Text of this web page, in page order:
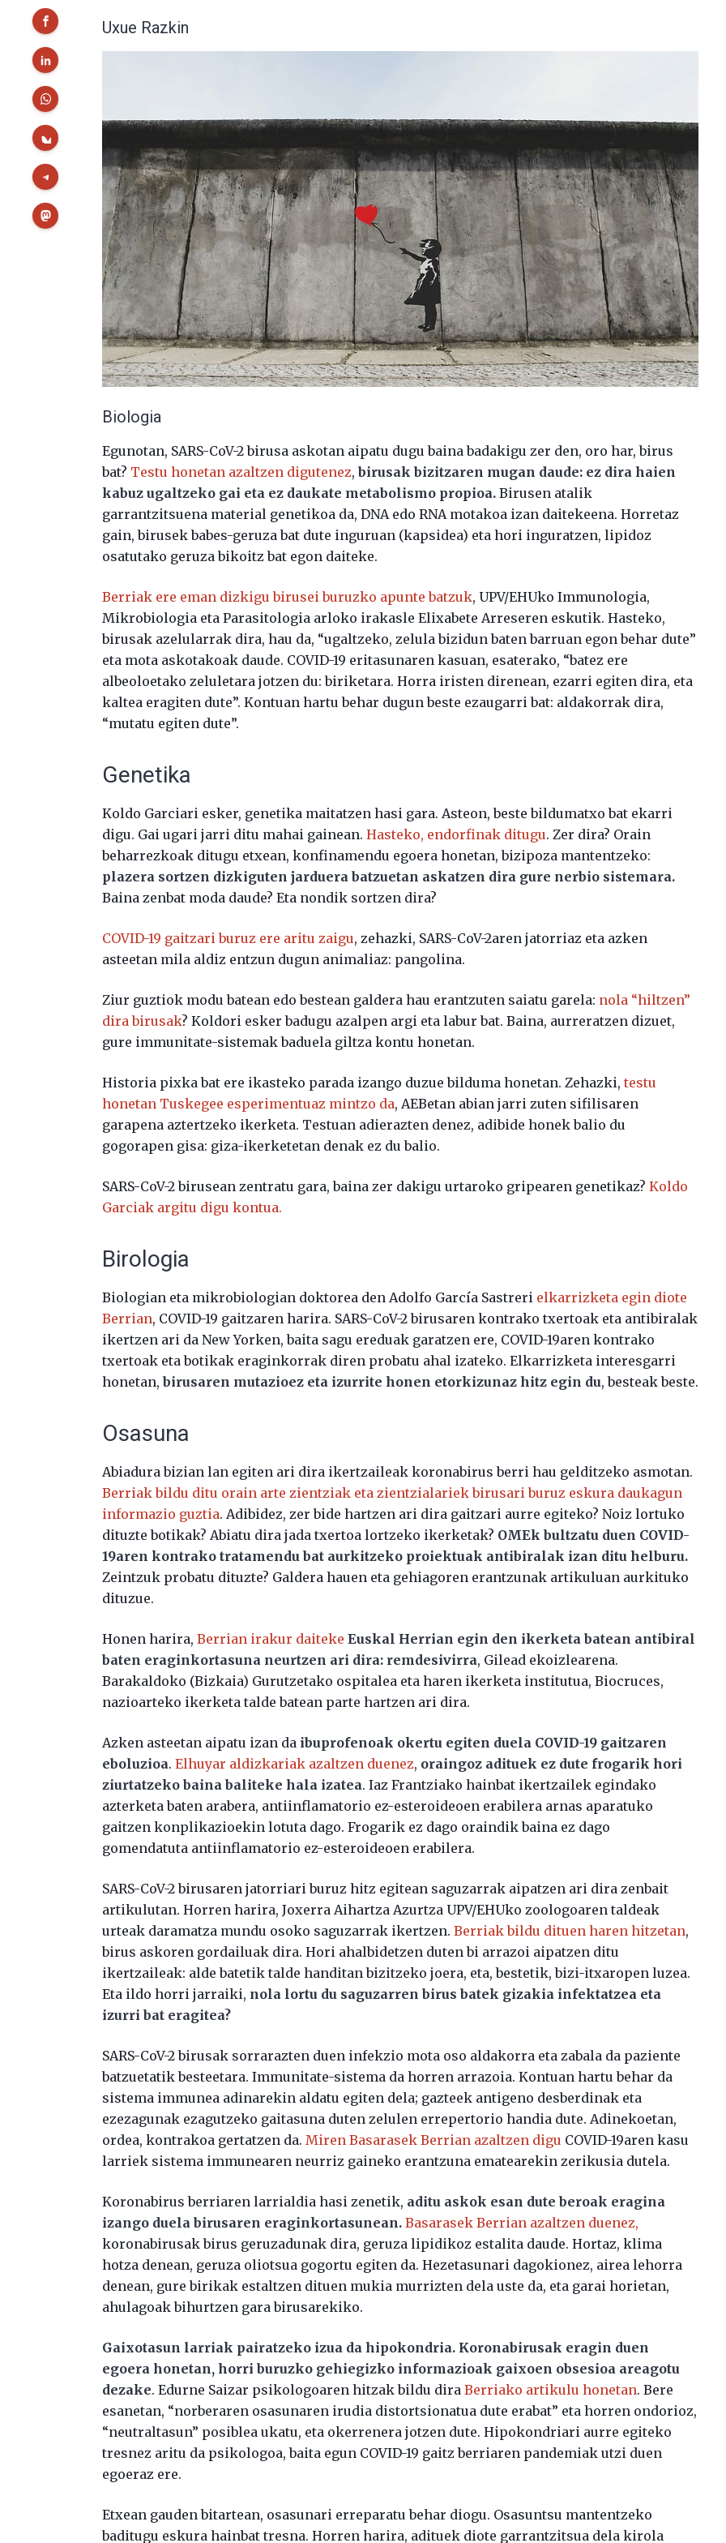
Uxue Razkin
Biologia
Egunotan, SARS-CoV-2 birusa askotan aipatu dugu baina badakigu zer den, oro har, birus
bat? Testu honetan azaltzen digutenez,birusak bizitzaren mugan daude: ez dira haien
kabuz ugaltzeko gai eta ez daukate metabolismo propioa. Birusen atalik
garrantzitsuena material genetikoa da, DNA edo RNA motakoa izan daitekeena. Horretaz
gain, birusek babes-geruza bat dute inguruan (kapsidea) eta hori inguratzen, lipidoz
osatutako geruza bikoitz bat egon daiteke.
Berriak ere eman dizkigu birusei buruzko apunte batzuk, UPV/EHUko Immunologia,
Mikrobiologia eta Parasitologia arloko irakasle Elixabete Arreseren eskutik. Hasteko,
birusak azelularrak dira, hau da, “ugaltzeko, zelula bizidun baten barruan egon behar dute”
eta mota askotakoak daude. COVID-19 eritasunaren kasuan, esaterako, “batez ere
albeoloetako zeluletara jotzen du: biriketara. Horra iristen direnean, ezarri egiten dira, eta
kaltea eragiten dute”. Kontuan hartu behar dugun beste ezaugarri bat: aldakorrak dira,
“mutatu egiten dute”.
Genetika
Koldo Garciari esker, genetika maitatzen hasi gara. Asteon, beste bildumatxo bat ekarri
digu. Gai ugari jarri ditu mahai gainean.Hasteko, endorfinak ditugu. Zer dira? Orain
beharrezkoak ditugu etxean, konfinamendu egoera honetan, bizipoza mantentzeko:
plazera sortzen dizkiguten jarduera batzuetan askatzen dira gure nerbio sistemara.
Baina zenbat moda daude? Eta nondik sortzen dira?
COVID-19 gaitzari buruz ere aritu zaigu, zehazki, SARS-CoV-2aren jatorriaz eta azken
asteetan mila aldiz entzun dugun animaliaz: pangolina.
Ziur guztiok modu batean edo bestean galdera hau erantzuten saiatu garela: nola “hiltzen”
dira birusak? Koldori esker badugu azalpen argi eta labur bat. Baina, aurreratzen dizuet,
gure immunitate-sistemak baduela giltza kontu honetan.
Historia pixka bat ere ikasteko parada izango duzue bilduma honetan. Zehazki,testu
honetan Tuskegee esperimentuaz mintzo da, AEBetan abian jarri zuten sifilisaren
garapena aztertzeko ikerketa. Testuan adierazten denez, adibide honek balio du
gogorapen gisa: giza-ikerketetan denak ez du balio.
SARS-CoV-2 birusean zentratu gara, baina zer dakigu urtaroko gripearen genetikaz?Koldo
Garciak argitu digu kontua.
Birologia
Biologian eta mikrobiologian doktorea den Adolfo García Sastreri elkarrizketa egin diote
Berrian, COVID-19 gaitzaren harira. SARS-CoV-2 birusaren kontrako txertoak eta antibiralak
ikertzen ari da New Yorken, baita sagu ereduak garatzen ere, COVID-19aren kontrako
txertoak eta botikak eraginkorrak diren probatu ahal izateko. Elkarrizketa interesgarri
honetan,birusaren mutazioez eta izurrite honen etorkizunaz hitz egin du, besteak beste.
Osasuna
Abiadura bizian lan egiten ari dira ikertzaileak koronabirus berri hau gelditzeko asmotan.
Berriak bildu ditu orain arte zientziak eta zientzialariek birusari buruz eskura daukagun
informazio guztia. Adibidez, zer bide hartzen ari dira gaitzari aurre egiteko? Noiz lortuko
dituzte botikak? Abiatu dira jada txertoa lortzeko ikerketak? OMEk bultzatu duen COVID-
19aren kontrako tratamendu bat aurkitzeko proiektuak antibiralak izan ditu helburu.
Zeintzuk probatu dituzte? Galdera hauen eta gehiagoren erantzunak artikuluan aurkituko
dituzue.
Honen harira,Berrian irakur daitekeEuskal Herrian egin den ikerketa batean antibiral
baten eraginkortasuna neurtzen ari dira: remdesivirra, Gilead ekoizlearena.
Barakaldoko (Bizkaia) Gurutzetako ospitalea eta haren ikerketa institutua, Biocruces,
nazioarteko ikerketa talde batean parte hartzen ari dira.
Azken asteetan aipatu izan da ibuprofenoak okertu egiten duela COVID-19 gaitzaren
eboluzioa.Elhuyar aldizkariak azaltzen duenez, oraingoz adituek ez dute frogarik hori
ziurtatzeko baina baliteke hala izatea. Iaz Frantziako hainbat ikertzailek egindako
azterketa baten arabera, antiinflamatorio ez-esteroideoen erabilera arnas aparatuko
gaitzen konplikazioekin lotuta dago. Frogarik ez dago oraindik baina ez dago
gomendatuta antiinflamatorio ez-esteroideoen erabilera.
SARS-CoV-2 birusaren jatorriari buruz hitz egitean saguzarrak aipatzen ari dira zenbait
artikulutan. Horren harira, Joxerra Aihartza Azurtza UPV/EHUko zoologoaren taldeak
urteak daramatza mundu osoko saguzarrak ikertzen.Berriak bildu dituen haren hitzetan,
birus askoren gordailuak dira. Hori ahalbidetzen duten bi arrazoi aipatzen ditu
ikertzaileak: alde batetik talde handitan bizitzeko joera, eta, bestetik, bizi-itxaropen luzea.
Eta ildo horri jarraiki, nola lortu du saguzarren birus batek gizakia infektatzea eta
izurri bat eragitea?
SARS-CoV-2 birusak sorrarazten duen infekzio mota oso aldakorra eta zabala da paziente
batzuetatik besteetara. Immunitate-sistema da horren arrazoia. Kontuan hartu behar da
sistema immunea adinarekin aldatu egiten dela; gazteek antigeno desberdinak eta
ezezagunak ezagutzeko gaitasuna duten zelulen errepertorio handia dute. Adinekoetan,
ordea, kontrakoa gertatzen da.Miren Basarasek Berrian azaltzen digu COVID-19aren kasu
larriek sistema immunearen neurriz gaineko erantzuna ematearekin zerikusia dutela.
Koronabirus berriaren larrialdia hasi zenetik, aditu askok esan dute beroak eragina
izango duela birusaren eraginkortasunean. Basarasek Berrian azaltzen duenez,
koronabirusak birus geruzadunak dira, geruza lipidikoz estalita daude. Hortaz, klima
hotza denean, geruza oliotsua gogortu egiten da. Hezetasunari dagokionez, airea lehorra
denean, gure birikak estaltzen dituen mukia murrizten dela uste da, eta garai horietan,
ahulagoak bihurtzen gara birusarekiko.
Gaixotasun larriak pairatzeko izua da hipokondria. Koronabirusak eragin duen
egoera honetan, horri buruzko gehiegizko informazioak gaixoen obsesioa areagotu
dezake. Edurne Saizar psikologoaren hitzak bildu diraBerriako artikulu honetan. Bere
esanetan, “norberaren osasunaren irudia distortsionatua dute erabat” eta horren ondorioz,
“neutraltasun” posiblea ukatu, eta okerrenera jotzen dute. Hipokondriari aurre egiteko
tresnez aritu da psikologoa, baita egun COVID-19 gaitz berriaren pandemiak utzi duen
egoeraz ere.
Etxean gauden bitartean, osasunari erreparatu behar diogu. Osasuntsu mantentzeko
baditugu eskura hainbat tresna. Horren harira, adituek diote garrantzitsua dela kirola